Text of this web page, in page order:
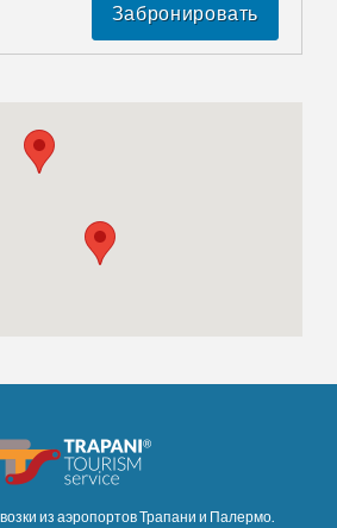
Забронировать
из аэропортов Трапани и Палермо.